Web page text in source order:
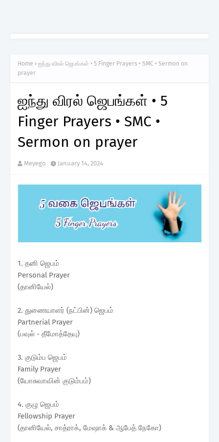
Home
ஐந்து விரல் ஜெபங்கள் • 5 Finger Prayers • SMC • Sermon on
prayer
ஐந்து விரல் ஜெபங்கள் • 5
Finger Prayers • SMC •
Sermon on prayer
Meyego January 14, 2024
1. தனி ஜெபம்
Personal Prayer
(தானியேல்)
2. துணையாளர் (நட்பின்) ஜெபம்
Partnerial Prayer
(பவுல் - தீமோத்தேயு)
3. குடும்ப ஜெபம்
Family Prayer
(யோசுவாவின் குடும்பம்)
4. குழு ஜெபம்
Fellowship Prayer
(தானியேல், சாத்ராக், மேஷாக் & ஆபேத் நேகோ)